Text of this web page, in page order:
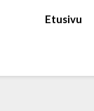
Etusivu